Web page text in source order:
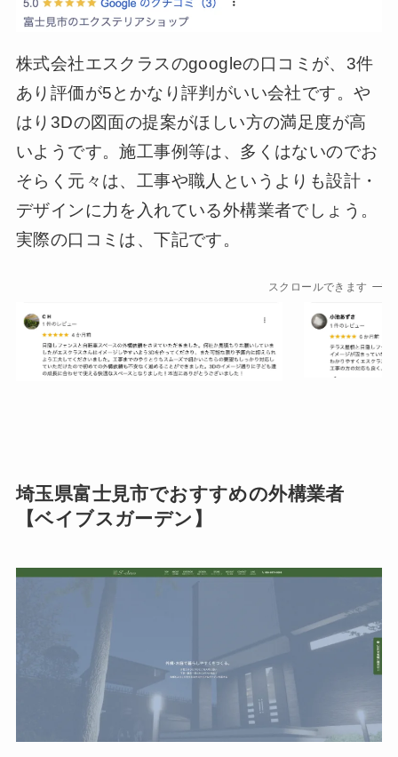
株式会社エスクラスのgoogleの口コミが、3件
あり評価が5とかなり評判がいい会社です。や
はり3Dの図面の提案がほしい方の満足度が高
いようです。施工事例等は、多くはないのでお
そらく元々は、工事や職人というよりも設計・
デザインに力を入れている外構業者でしょう。
実際の口コミは、下記です。
スクロールできます
埼玉県富士見市でおすすめの外構業者
【ベイブスガーデン】